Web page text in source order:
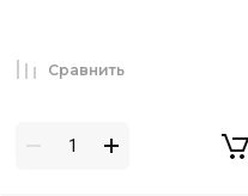
Сравнить